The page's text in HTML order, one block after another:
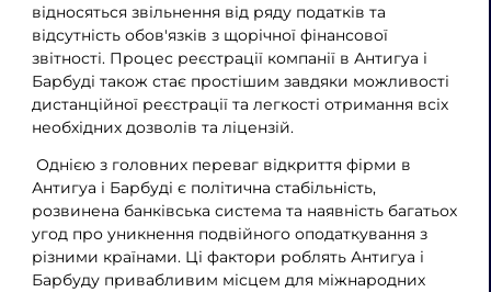
відносяться звільнення від ряду податків та
відсутність обов'язків з щорічної фінансової
звітності. Процес реєстрації компанії в Антигуа і
Барбуді також стає простішим завдяки можливості
дистанційної реєстрації та легкості отримання всіх
необхідних дозволів та ліцензій.
Однією з головних переваг відкриття фірми в
Антигуа і Барбуді є політична стабільність,
розвинена банківська система та наявність багатьох
угод про уникнення подвійного оподаткування з
різними країнами. Ці фактори роблять Антигуа і
Барбуду привабливим місцем для міжнародних